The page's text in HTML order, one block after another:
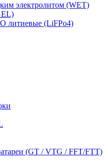
электролитом (WET)
литиевые (LiFPo4)
(GT / VTG / FFT/FTT)